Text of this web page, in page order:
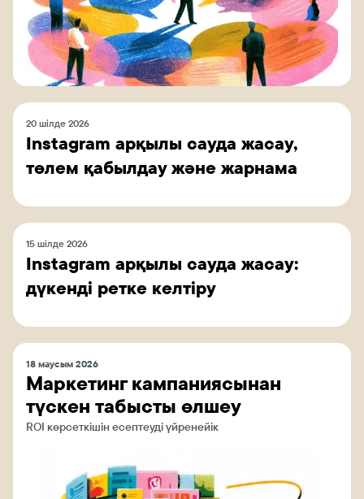
20 шілде 2026
Instagram арқылы сауда жасау,
төлем қабылдау және жарнама
15 шілде 2026
Instagram арқылы сауда жасау:
дүкенді ретке келтіру
18 маусым 2026
Маркетинг кампаниясынан
түскен табысты өлшеу
ROI көрсеткішін есептеуді үйренейік